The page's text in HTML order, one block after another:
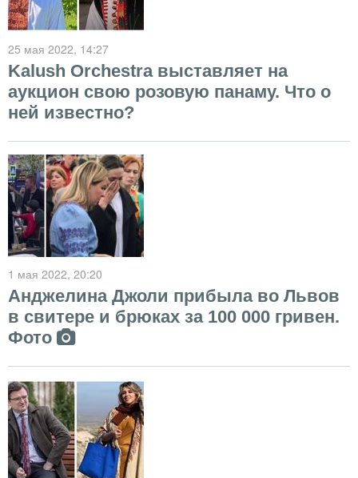
25 мая 2022, 14:27
Kalush Orchestra выставляет на
аукцион свою розовую панаму. Что о
ней известно?
1 мая 2022, 20:20
Анджелина Джоли прибыла во Львов
в свитере и брюках за 100 000 гривен.
Фото